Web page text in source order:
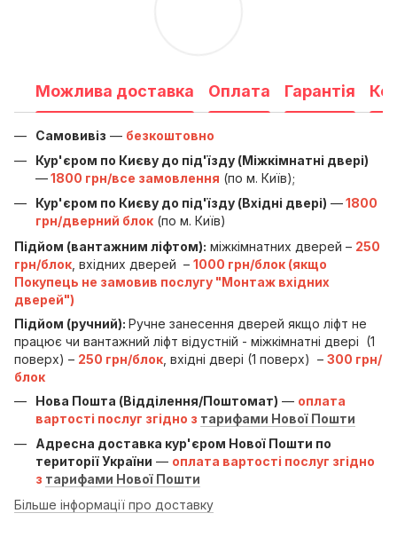
Можлива доставка Оплата Гарантія
Самовивіз — безкоштовно
Кур'єром по Києву до під'їзду (Міжкімнатні двері)
—1800 грн/все замовлення (по м. Київ);
Кур'єром по Києву до під'їзду (Вхідні двері) —1800
грн/дверний блок (по м. Київ)
Підйом (вантажним ліфтом): міжкімнатних дверей – 250
грн/блок , вхідних дверей – 1000 грн/блок (якщо
Покупець не замовив послугу "Монтаж вхідних
дверей")
Підйом (ручний): Ручне занесення дверей якщо ліфт не
працює чи вантажний ліфт відустній - міжкімнатні двері (1
поверх) – 250 грн/блок , вхідні двері (1 поверх) – 300 грн/
блок
Нова Пошта (Відділення/Поштомат) — оплата
вартості послуг згідно з тарифами Нової Пошти
Адресна доставка кур'єром Нової Пошти по
території України — оплата вартості послуг згідно
з тарифами Нової Пошти
Більше інформації про доставку